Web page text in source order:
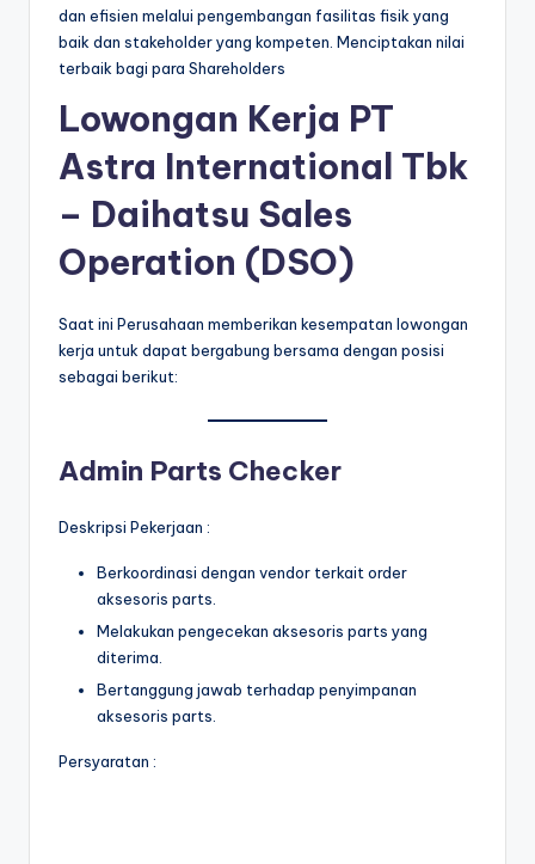
dan efisien melalui pengembangan fasilitas fisik yang
baik dan stakeholder yang kompeten. Menciptakan nilai
terbaik bagi para Shareholders
Lowongan Kerja PT
Astra International Tbk
– Daihatsu Sales
Operation (DSO)
Saat ini Perusahaan memberikan kesempatan lowongan
kerja untuk dapat bergabung bersama dengan posisi
sebagai berikut:
Admin Parts Checker
Deskripsi Pekerjaan :
Berkoordinasi dengan vendor terkait order
aksesoris parts.
Melakukan pengecekan aksesoris parts yang
diterima.
Bertanggung jawab terhadap penyimpanan
aksesoris parts.
Persyaratan :